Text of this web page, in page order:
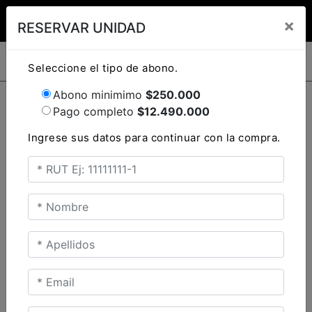
TRIDENT 660 TRIBUTE
Precio desde $9.090.000
Precio desde $11.990.000
ELECCIÓN DE
NEUMÁTICOS
SPEED TWIN 1200
Carnival Red / Aluminium Silver
INGRESO CLIENTES
Ingresa tu rut y password para acceder. Si aun no
tienes una cuenta creada tendrás que registrarte.
Recuperar contraseña
RESERVAR UNIDAD ×
Seleccione el tipo de abono.
Abono minimimo $250.000
Pago completo $12.490.000
Ingrese sus datos para continuar con la compra.